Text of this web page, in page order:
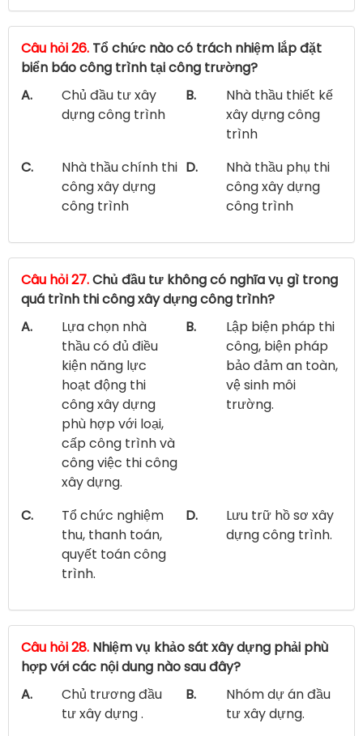
Câu hỏi 26. Tổ chức nào có trách nhiệm lắp đặt
biển báo công trình tại công trường?
A.
Chủ đầu tư xây
dựng công trình
B.
Nhà thầu thiết kế
xây dựng công
trình
C.
Nhà thầu chính thi
công xây dựng
công trình
D.
Nhà thầu phụ thi
công xây dựng
công trình
Câu hỏi 27.Chủ đầu tư không có nghĩa vụ gì trong
quá trình thi công xây dựng công trình?
A.
Lựa chọn nhà
thầu có đủ điều
kiện năng lực
hoạt động thi
công xây dựng
phù hợp với loại,
cấp công trình và
công việc thi công
xây dựng.
B.
Lập biện pháp thi
công, biện pháp
bảo đảm an toàn,
vệ sinh môi
trường.
C.
Tổ chức nghiệm
thu, thanh toán,
quyết toán công
trình.
D.
Lưu trữ hồ sơ xây
dựng công trình.
Câu hỏi 28. Nhiệm vụ khảo sát xây dựng phải phù
hợp với các nội dung nào sau đây?
A.
Chủ trương đầu
tư xây dựng .
B.
Nhóm dự án đầu
tư xây dựng.